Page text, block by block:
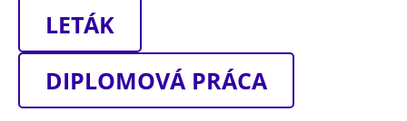
LETÁK
DIPLOMOVÁ PRÁCA